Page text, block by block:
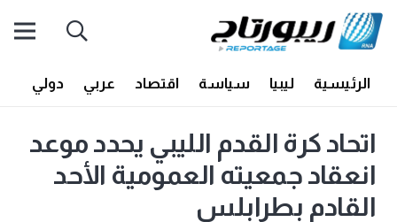
الرئيسية ليبيا سياسة اقتصاد عربي دولي
اتحاد كرة القدم الليبي يحدد موعد
انعقاد جمعيته العمومية الأحد
القادم بطرابلس